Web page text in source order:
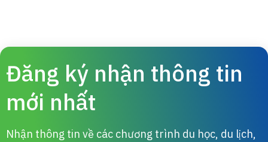
Đăng ký nhận thông tin
mới nhất
Nhận thông tin về các chương trình du học, du lịch,